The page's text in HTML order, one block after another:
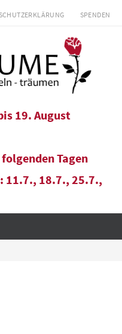
SPENDEN
19. August
Tagen
11.7., 18.7., 25.7.,